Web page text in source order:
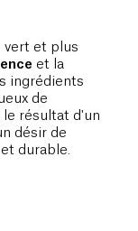
vert et plus
et la
ingrédients
de
le résultat d'un
désir de
durable.